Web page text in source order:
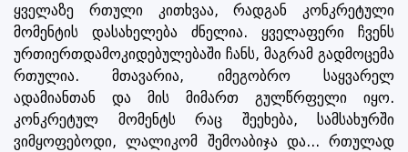
ყველაზე რთული კითხვაა, რადგან კონკრეტული
მომენტის დასახელება ძნელია. ყველაფერი ჩვენს
ურთიერთდამოკიდებულებაში ჩანს, მაგრამ გადმოცემა
რთულია. მთავარია, იმეგობრო საყვარელ
ადამიანთან და მის მიმართ გულწრფელი იყო.
კონკრეტულ მომენტს რაც შეეხება, სამსახურში
ვიმყოფებოდი, ლალიკომ შემოაბიჯა და... რთულად